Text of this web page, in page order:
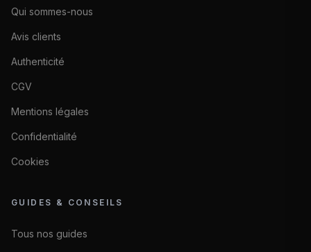
Qui sommes-nous
Avis clients
Authenticité
CGV
Mentions légales
Confidentialité
Cookies
GUIDES & CONSEILS
Tous nos guides